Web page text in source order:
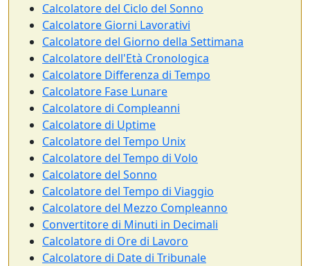
Calcolatore del Ciclo del Sonno
Calcolatore Giorni Lavorativi
Calcolatore del Giorno della Settimana
Calcolatore dell'Età Cronologica
Calcolatore Differenza di Tempo
Calcolatore Fase Lunare
Calcolatore di Compleanni
Calcolatore di Uptime
Calcolatore del Tempo Unix
Calcolatore del Tempo di Volo
Calcolatore del Sonno
Calcolatore del Tempo di Viaggio
Calcolatore del Mezzo Compleanno
Convertitore di Minuti in Decimali
Calcolatore di Ore di Lavoro
Calcolatore di Date di Tribunale